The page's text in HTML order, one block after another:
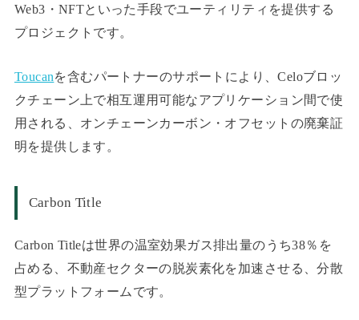
Web3・NFTといった手段でユーティリティを提供する
プロジェクトです。
Toucanを含むパートナーのサポートにより、Celoブロッ
クチェーン上で相互運用可能なアプリケーション間で使
用される、オンチェーンカーボン・オフセットの廃棄証
明を提供します。
Carbon Title
Carbon Titleは世界の温室効果ガス排出量のうち38％を
占める、不動産セクターの脱炭素化を加速させる、分散
型プラットフォームです。